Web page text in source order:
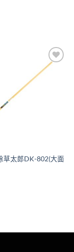
Add to
草太郎DK-802(大面